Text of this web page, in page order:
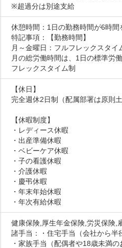
※超過分は別途支給
休憩時間：1日の勤務時間が6時
特記事項：【勤務時間】
月～金曜日：フルフレックスタ
月の総労働時間は、1日の標準労
フレックスタイム制
【休日】
完全週休2日制（配属部署は原則
【休暇制度】
・レディース休暇
・出産準備休暇
・ベビーケア休暇
・子の看護休暇
・介護休暇
・慶弔休暇
・年末年始休暇
・年次有給休暇
健康保険,厚生年金保険,労災保険,
諸手当：・住宅手当（会社から半
・家族手当（配偶者や18歳未満